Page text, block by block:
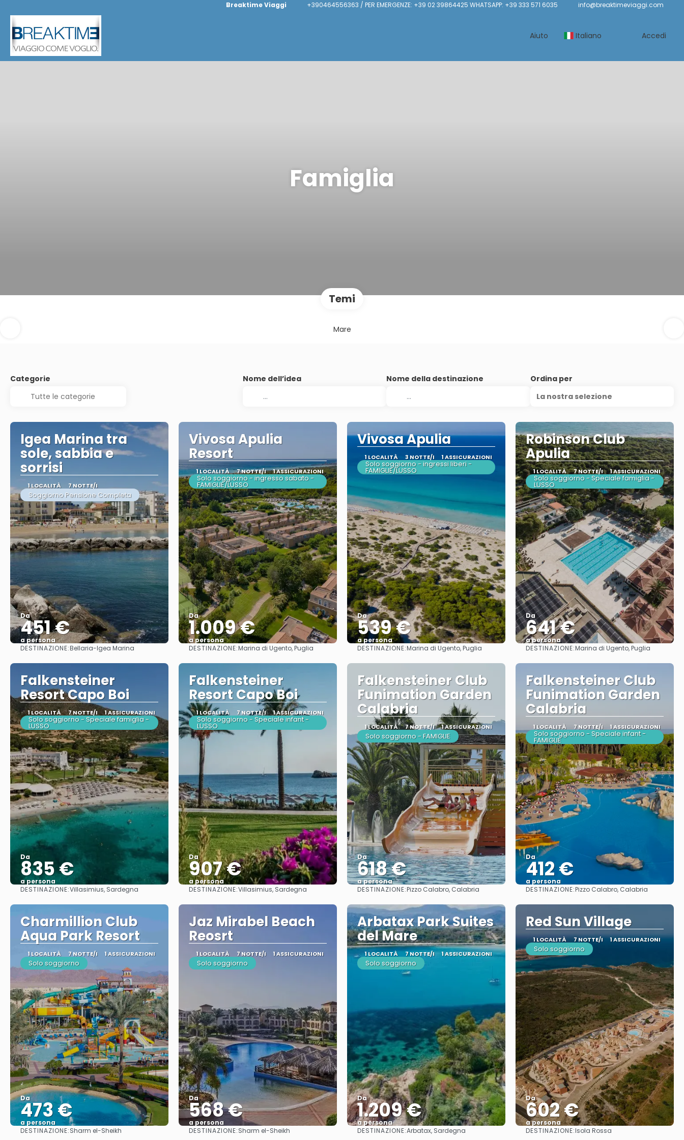
Breaktime Viaggi +390464556363 / PER EMERGENZE: +39 02 39864425 WHATSAPP: +39 333 571 6035 info@breaktimeviaggi.com
Aiuto Italiano Accedi
Famiglia
Temi
Mare
Categorie Nome dell’idea Nome della destinazione
Ordina per
La nostra selezione
Igea Marina tra
sole, sabbia e
sorrisi
1 LOCALITÀ 7 NOTTE/I
Soggiorno Pensione Completa
Da
451 €
a persona
Vedere
DESTINAZIONE:Bellaria-Igea Marina
Vivosa Apulia
Resort
1 LOCALITÀ 7 NOTTE/I 1 ASSICURAZIONI
Solo soggiorno - ingresso sabato -
FAMIGLIE/LUSSO
Da
1.009 €
a persona
Vedere
DESTINAZIONE:Marina di Ugento, Puglia
Vivosa Apulia
1 LOCALITÀ 3 NOTTE/I 1 ASSICURAZIONI
Solo soggiorno - ingressi liberi -
FAMIGLIE/LUSSO
Da
539 €
a persona
Vedere
DESTINAZIONE:Marina di Ugento, Puglia
Robinson Club
Apulia
1 LOCALITÀ 7 NOTTE/I 1 ASSICURAZIONI
Solo soggiorno - Speciale famiglia -
LUSSO
Da
641 €
a persona
Vedere
DESTINAZIONE:Marina di Ugento, Puglia
Falkensteiner
Resort Capo Boi
1 LOCALITÀ 7 NOTTE/I 1 ASSICURAZIONI
Solo soggiorno - Speciale famiglia -
LUSSO
Da
835 €
a persona
Vedere
DESTINAZIONE:Villasimius, Sardegna
Falkensteiner
Resort Capo Boi
1 LOCALITÀ 7 NOTTE/I 1 ASSICURAZIONI
Solo soggiorno - Speciale infant -
LUSSO
Da
907 €
a persona
Vedere
DESTINAZIONE:Villasimius, Sardegna
Falkensteiner Club
Funimation Garden
Calabria
1 LOCALITÀ 7 NOTTE/I 1 ASSICURAZIONI
Solo soggiorno - FAMIGLIE
Da
618 €
a persona
Vedere
DESTINAZIONE:Pizzo Calabro, Calabria
Falkensteiner Club
Funimation Garden
Calabria
1 LOCALITÀ 7 NOTTE/I 1 ASSICURAZIONI
Solo soggiorno - Speciale infant -
FAMIGLIE
Da
412 €
a persona
Vedere
DESTINAZIONE:Pizzo Calabro, Calabria
Charmillion Club
Aqua Park Resort
1 LOCALITÀ 7 NOTTE/I 1 ASSICURAZIONI
Solo soggiorno
Da
473 €
a persona
Vedere
DESTINAZIONE:Sharm el-Sheikh
Jaz Mirabel Beach
Reosrt
1 LOCALITÀ 7 NOTTE/I 1 ASSICURAZIONI
Solo soggiorno
Da
568 €
a persona
Vedere
DESTINAZIONE:Sharm el-Sheikh
Arbatax Park Suites
del Mare
1 LOCALITÀ 7 NOTTE/I 1 ASSICURAZIONI
Solo soggiorno
Da
1.209 €
a persona
Vedere
DESTINAZIONE:Arbatax, Sardegna
Red Sun Village
1 LOCALITÀ 7 NOTTE/I 1 ASSICURAZIONI
Solo soggiorno
Da
602 €
a persona
Vedere
DESTINAZIONE:Isola Rossa